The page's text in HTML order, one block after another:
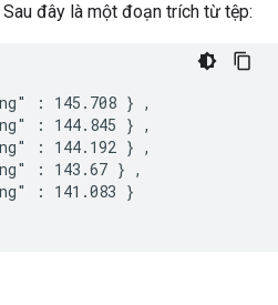
Sau đây là một đoạn trích từ tệp:
: 145.708 } ,
: 144.845 } ,
: 144.192 } ,
: 143.67 } ,
: 141.083 }